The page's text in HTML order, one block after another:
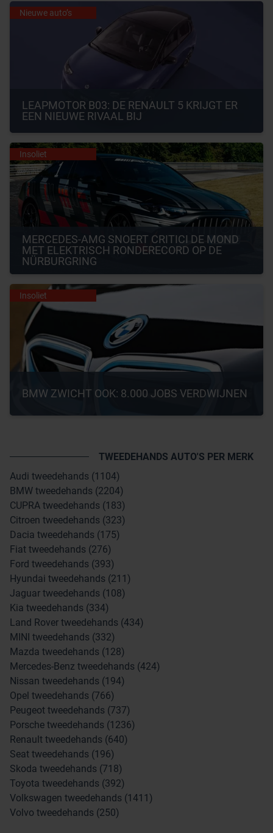
Nieuwe auto’s
LEAPMOTOR B03: DE RENAULT 5 KRIJGT ER
EEN NIEUWE RIVAAL BIJ
Insoliet
MERCEDES-AMG SNOERT CRITICI DE MOND
MET ELEKTRISCH RONDERECORD OP DE
NÜRBURGRING
Insoliet
BMW ZWICHT OOK: 8.000 JOBS VERDWIJNEN
TWEEDEHANDS AUTO'S PER MERK
Audi tweedehands (1104)
BMW tweedehands (2204)
CUPRA tweedehands (183)
Citroen tweedehands (323)
Dacia tweedehands (175)
Fiat tweedehands (276)
Ford tweedehands (393)
Hyundai tweedehands (211)
Jaguar tweedehands (108)
Kia tweedehands (334)
Land Rover tweedehands (434)
MINI tweedehands (332)
Mazda tweedehands (128)
Mercedes-Benz tweedehands (424)
Nissan tweedehands (194)
Opel tweedehands (766)
Peugeot tweedehands (737)
Porsche tweedehands (1236)
Renault tweedehands (640)
Seat tweedehands (196)
Skoda tweedehands (718)
Toyota tweedehands (392)
Volkswagen tweedehands (1411)
Volvo tweedehands (250)